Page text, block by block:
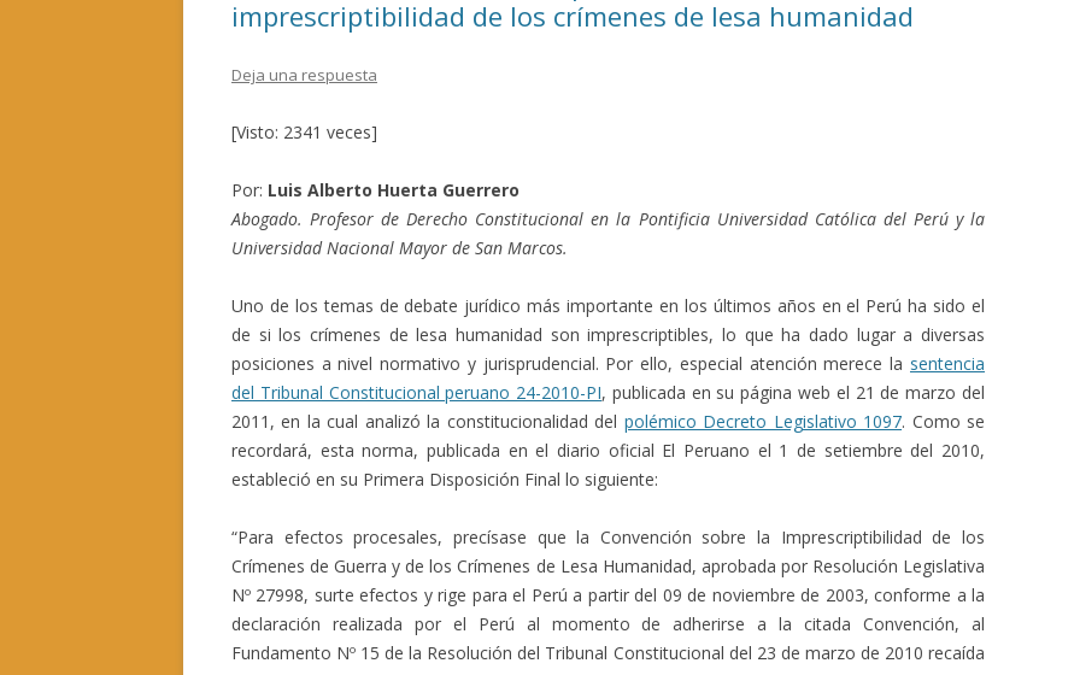
imprescriptibilidad de los crímenes de lesa humanidad
Deja una respuesta
[Visto: 2341 veces]
Por: Luis Alberto Huerta Guerrero
Abogado. Profesor de Derecho Constitucional en la Pontificia Universidad Católica del Perú y la
Universidad Nacional Mayor de San Marcos.
Uno de los temas de debate jurídico más importante en los últimos años en el Perú ha sido el
de si los crímenes de lesa humanidad son imprescriptibles, lo que ha dado lugar a diversas
posiciones a nivel normativo y jurisprudencial. Por ello, especial atención merece la sentencia
del Tribunal Constitucional peruano 24-2010-PI, publicada en su página web el 21 de marzo del
2011, en la cual analizó la constitucionalidad del polémico Decreto Legislativo 1097. Como se
recordará, esta norma, publicada en el diario oficial El Peruano el 1 de setiembre del 2010,
estableció en su Primera Disposición Final lo siguiente:
“Para efectos procesales, precísase que la Convención sobre la Imprescriptibilidad de los
Crímenes de Guerra y de los Crímenes de Lesa Humanidad, aprobada por Resolución Legislativa
Nº 27998, surte efectos y rige para el Perú a partir del 09 de noviembre de 2003, conforme a la
declaración realizada por el Perú al momento de adherirse a la citada Convención, al
Fundamento Nº 15 de la Resolución del Tribunal Constitucional del 23 de marzo de 2010 recaída